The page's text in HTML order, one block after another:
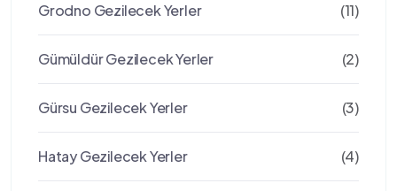
Grodno Gezilecek Yerler (11)
Gümüldür Gezilecek Yerler (2)
Gürsu Gezilecek Yerler (3)
Hatay Gezilecek Yerler (4)